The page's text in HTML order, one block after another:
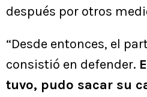
después por otros
“Desde entonces, el
consistió en defender.
tuvo, pudo sacar su